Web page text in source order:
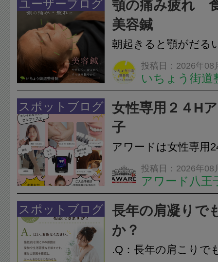
ユーザーブログ
顎の痛み疲れ
美容鍼
朝起きると顎がだる
ありませんか？無意
は、顎の痛みや疲れ
フェイスラインの張
のこわばり・頭痛や
ながることがありま
投稿日：2026年08
いちょう街道
スポットブログ
女性専用２４H
子
アワードは女性専用
フエステを 思いっ
開催中
投稿日：2026年08
アワード八王
24時間ジム&
脱毛
スポットブログ
長年の肩凝りで
か？
.Q：長年の肩こりで